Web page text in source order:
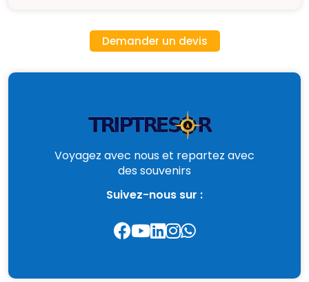
Demander un devis
Voyagez avec nous et repartez avec
des souvenirs
Suivez-nous sur :